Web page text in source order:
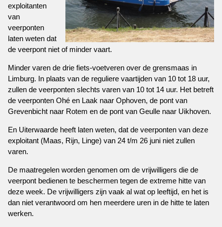
exploitanten
van
veerponten
laten weten dat
de veerpont niet of minder vaart.
Minder varen de drie fiets-voetveren over de grensmaas in
Limburg. In plaats van de reguliere vaartijden van 10 tot 18 uur,
zullen de veerponten slechts varen van 10 tot 14 uur. Het betreft
de veerponten Ohé en Laak naar Ophoven, de pont van
Grevenbicht naar Rotem en de pont van Geulle naar Uikhoven.
En Uiterwaarde heeft laten weten, dat de veerponten van deze
exploitant (Maas, Rijn, Linge) van 24 t/m 26 juni niet zullen
varen.
De maatregelen worden genomen om de vrijwilligers die de
veerpont bedienen te beschermen tegen de extreme hitte van
deze week. De vrijwilligers zijn vaak al wat op leeftijd, en het is
dan niet verantwoord om hen meerdere uren in de hitte te laten
werken.